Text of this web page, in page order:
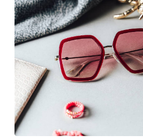
Marka:
Zastosowanie:
Kod:
Możliwość wykonania okularów
korekcyjnych: